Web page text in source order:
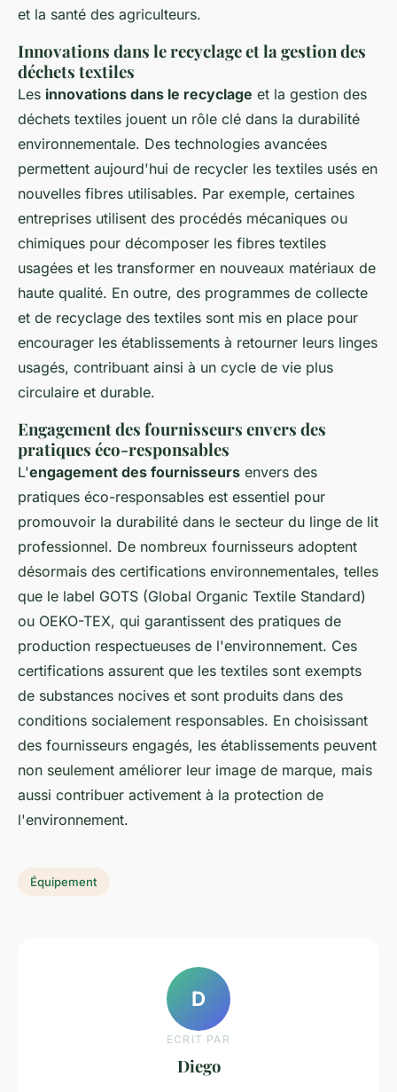
et la santé des agriculteurs.
Innovations dans le recyclage et la gestion des
déchets textiles
Les innovations dans le recyclage et la gestion des
déchets textiles jouent un rôle clé dans la durabilité
environnementale. Des technologies avancées
permettent aujourd'hui de recycler les textiles usés en
nouvelles fibres utilisables. Par exemple, certaines
entreprises utilisent des procédés mécaniques ou
chimiques pour décomposer les fibres textiles
usagées et les transformer en nouveaux matériaux de
haute qualité. En outre, des programmes de collecte
et de recyclage des textiles sont mis en place pour
encourager les établissements à retourner leurs linges
usagés, contribuant ainsi à un cycle de vie plus
circulaire et durable.
Engagement des fournisseurs envers des
pratiques éco-responsables
L'engagement des fournisseurs envers des
pratiques éco-responsables est essentiel pour
promouvoir la durabilité dans le secteur du linge de lit
professionnel. De nombreux fournisseurs adoptent
désormais des certifications environnementales, telles
que le label GOTS (Global Organic Textile Standard)
ou OEKO-TEX, qui garantissent des pratiques de
production respectueuses de l'environnement. Ces
certifications assurent que les textiles sont exempts
de substances nocives et sont produits dans des
conditions socialement responsables. En choisissant
des fournisseurs engagés, les établissements peuvent
non seulement améliorer leur image de marque, mais
aussi contribuer activement à la protection de
l'environnement.
Équipement
D
ECRIT PAR
Diego